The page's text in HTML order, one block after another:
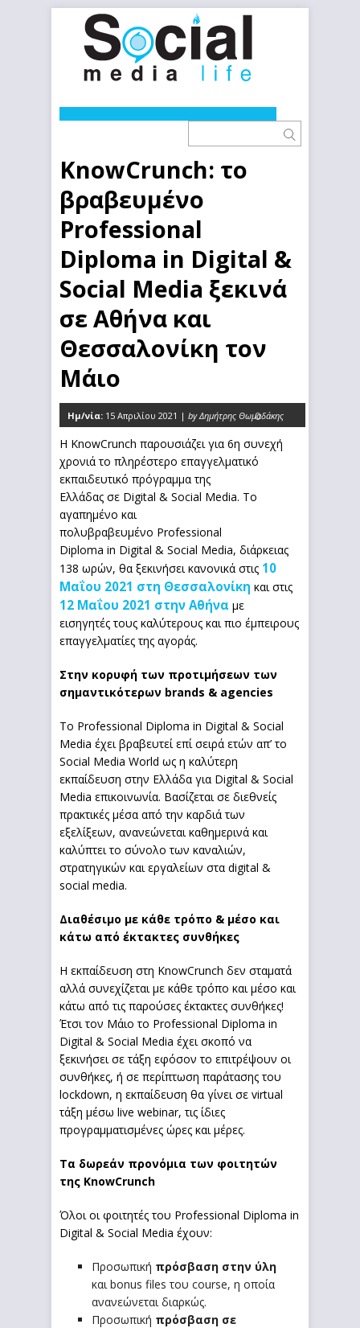
KnowCrunch: τo
βραβευμένο
Professional
Diploma in Digital &
Social Media ξεκινά
σε Αθήνα και
Θεσσαλονίκη τον
Μάιο
Ημ/νία: 15 Απριλίου 2021 | by Δημήτρης Θωμαδάκης
0
Η KnowCrunch παρουσιάζει για 6η συνεχή
χρονιά το πληρέστερο επαγγελματικό
εκπαιδευτικό πρόγραμμα της
Ελλάδας σε Digital & Social Media. Το
αγαπημένο και
πολυβραβευμένο Professional
Diploma in Digital & Social Media, διάρκειας
138 ωρών, θα ξεκινήσει κανονικά στις 10
Μαΐου 2021 στη Θεσσαλονίκη και στις
12 Μαΐου 2021 στην Αθήνα με
εισηγητές τους καλύτερους και πιο έμπειρους
επαγγελματίες της αγοράς.
Στην κορυφή των προτιμήσεων των
σημαντικότερων brands & agencies
Το Professional Diploma in Digital & Social
Media έχει βραβευτεί επί σειρά ετών απ’ το
Social Media World ως η καλύτερη
εκπαίδευση στην Ελλάδα για Digital & Social
Media επικοινωνία. Βασίζεται σε διεθνείς
πρακτικές μέσα από την καρδιά των
εξελίξεων, ανανεώνεται καθημερινά και
καλύπτει το σύνολο των καναλιών,
στρατηγικών και εργαλείων στα digital &
social media.
Διαθέσιμο με κάθε τρόπο & μέσο και
κάτω από έκτακτες συνθήκες
Η εκπαίδευση στη KnowCrunch δεν σταματά
αλλά συνεχίζεται με κάθε τρόπο και μέσο και
κάτω από τις παρούσες έκτακτες συνθήκες!
Έτσι τον Μάιο το Professional Diploma in
Digital & Social Media έχει σκοπό να
ξεκινήσει σε τάξη εφόσον το επιτρέψουν οι
συνθήκες, ή σε περίπτωση παράτασης του
lockdown, η εκπαίδευση θα γίνει σε virtual
τάξη μέσω live webinar, τις ίδιες
προγραμματισμένες ώρες και μέρες.
Τα δωρεάν προνόμια των φοιτητών
της KnowCrunch
Όλοι οι φοιτητές του Professional Diploma in
Digital & Social Media έχουν:
Προσωπική πρόσβαση στην ύλη
και bonus files του course, η οποία
ανανεώνεται διαρκώς.
Προσωπική πρόσβαση σε